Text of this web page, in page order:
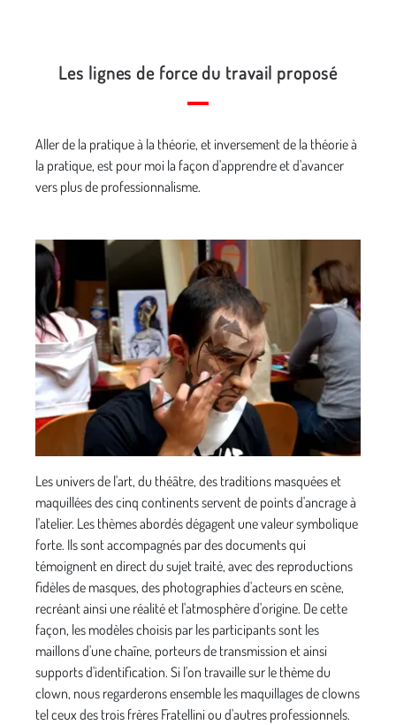
Les lignes de force du travail proposé
Aller de la pratique à la théorie, et inversement de la théo­rie à
la pratique, est pour moi la façon d'apprendre et d'avancer
vers plus de professionnalisme.
Les univers de l'art, du théâtre, des traditions masquées et
maquillées des cinq continents servent de points d'ancrage à
l'atelier. Les thèmes abordés dégagent une valeur symbolique
forte. Ils sont accompagnés par des docu­ments qui
témoignent en direct du sujet traité, avec des reproductions
fidèles de masques, des photographies d'acteurs en scène,
recréant ainsi une réalité et l'atmo­sphère d'origine. De cette
façon, les modèles choisis par les participants sont les
maillons d'une chaîne, porteurs de transmission et ainsi
supports d'identification. Si l'on travaille sur le thème du
clown, nous regarderons ensemble les maquillages de clowns
tel ceux des trois frères Fratellini ou d'autres professionnels.